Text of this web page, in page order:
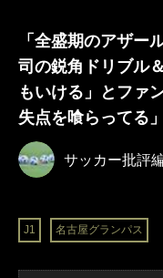
「全盛期のアザー
司の鋭角ドリブル
もいける」とファ
失点を喰らってる
サッカー批評
J1 名古屋グランパス